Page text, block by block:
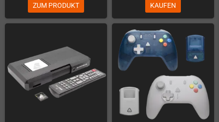
ZUM PRODUKT KAUFEN